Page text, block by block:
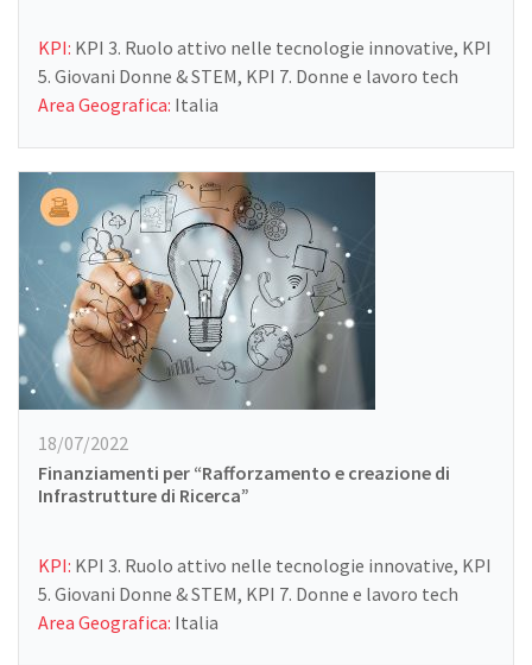
KPI: KPI 3. Ruolo attivo nelle tecnologie innovative, KPI
5. Giovani Donne & STEM, KPI 7. Donne e lavoro tech
Area Geografica: Italia
18/07/2022
Finanziamenti per “Rafforzamento e creazione di
Infrastrutture di Ricerca”
KPI: KPI 3. Ruolo attivo nelle tecnologie innovative, KPI
5. Giovani Donne & STEM, KPI 7. Donne e lavoro tech
Area Geografica: Italia